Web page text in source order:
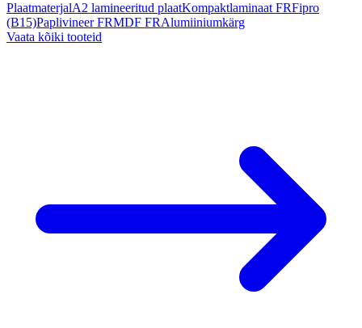
PlaatmaterjalA2 lamineeritud plaatKompaktlaminaat FRFipro
(B15)Paplivineer FRMDF FRAlumiiniumkärg
Vaata kõiki tooteid